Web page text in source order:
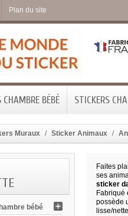
Plan du site
CHAMBRE BÉBÉ STICKERS
Muraux Sticker Animaux
bébé
Faites
ses
sticker
Fabriqué
possède
lisse/